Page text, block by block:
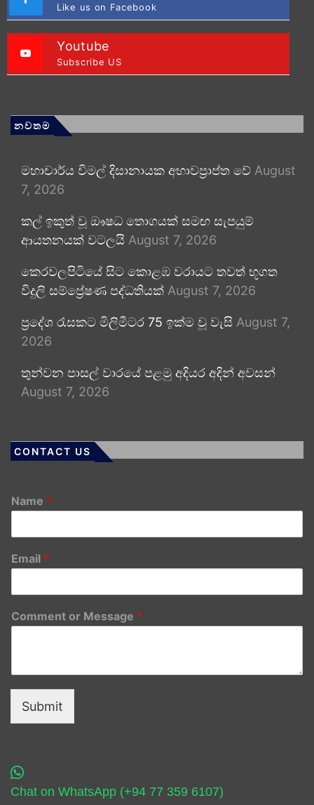
Like us on Facebook
Youtube
Subscribe US
නවතම
මහාචාර්ය විමල් දිසානායක අභාවප්‍රාප්ත වේ August
7, 2026
කල් ඉකුත් වූ ඖෂධ තොගයක් සමඟ සැපයුම්
ආයතනයක් වටලයි August 7, 2026
කෙරවලපිටියේ සිට කොළඹ වරායට තවත් භූගත
විදුලි සම්ප්‍රේෂණ පද්ධතියක් August 7, 2026
ප්‍රදේශ රැසකට මිලිමීටර 75 ඉක්ම වූ වැසි August 7,
2026
තුන්වන පාසල් වාරයේ පළමු අදියර අදින් අවසන්
August 7, 2026
CONTACT US
Name *
Email *
Comment or Message *
Submit
Chat on WhatsApp (+94 77 359 6107)